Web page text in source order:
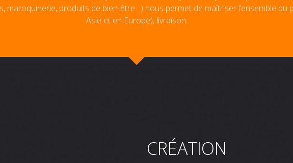
maroquinerie, produits de bien-être…) nous permet de maîtriser l’ensemble
Asie et en Europe), livraison.
CRÉATION